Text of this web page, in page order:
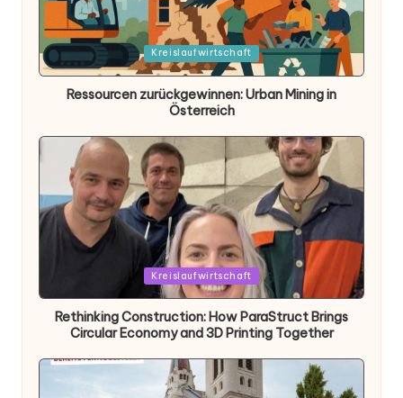
Posted
in
Kreislaufwirtschaft
Ressourcen zurückgewinnen: Urban Mining in
Österreich
Kreislaufwirtschaft
Rethinking Construction: How ParaStruct Brings
Circular Economy and 3D Printing Together